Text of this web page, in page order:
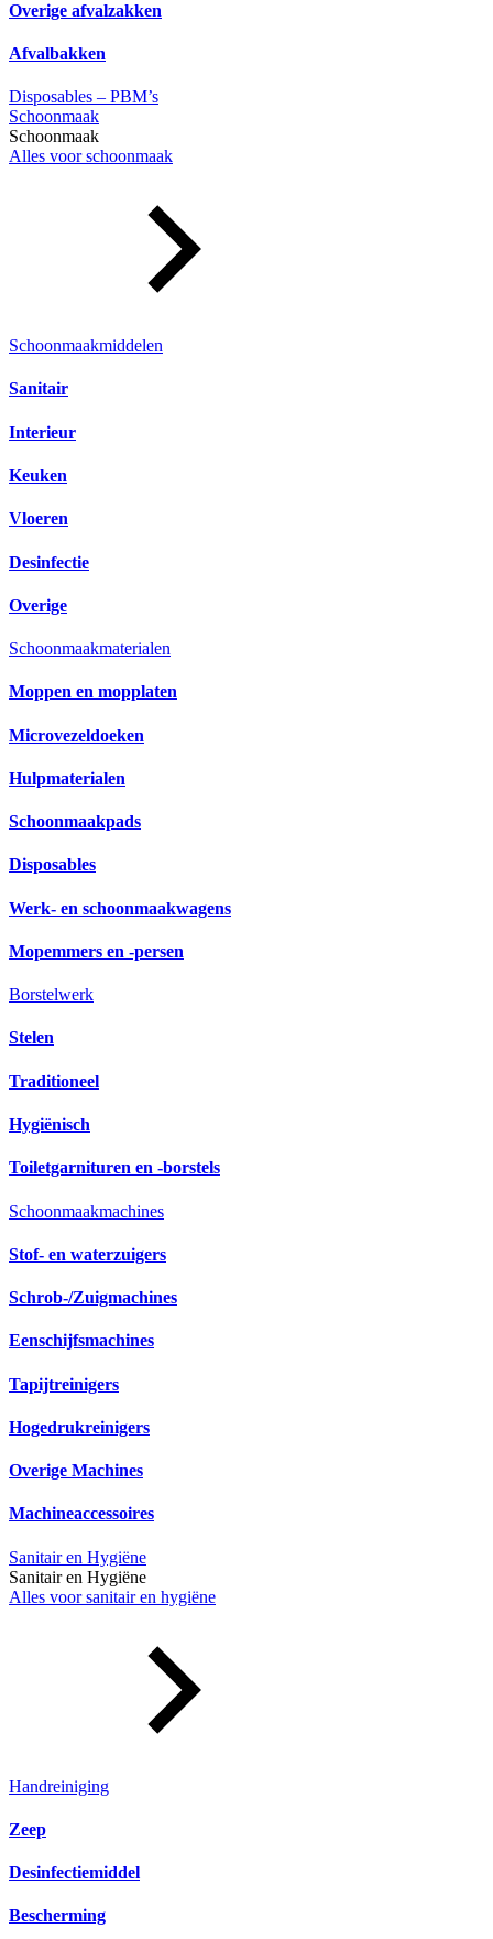
Overige afvalzakken
Afvalbakken
Disposables – PBM’s
Schoonmaak
Schoonmaak
Alles voor schoonmaak
Schoonmaakmiddelen
Sanitair
Interieur
Keuken
Vloeren
Desinfectie
Overige
Schoonmaakmaterialen
Moppen en mopplaten
Microvezeldoeken
Hulpmaterialen
Schoonmaakpads
Disposables
Werk- en schoonmaakwagens
Mopemmers en -persen
Borstelwerk
Stelen
Traditioneel
Hygiënisch
Toiletgarnituren en -borstels
Schoonmaakmachines
Stof- en waterzuigers
Schrob-/Zuigmachines
Eenschijfsmachines
Tapijtreinigers
Hogedrukreinigers
Overige Machines
Machineaccessoires
Sanitair en Hygiëne
Sanitair en Hygiëne
Alles voor sanitair en hygiëne
Handreiniging
Zeep
Desinfectiemiddel
Bescherming